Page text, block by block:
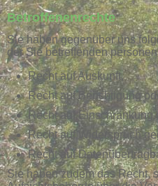
Betroffenenrechte
Sie haben gegenüber uns
der Sie betreffenden
Recht auf Auskunft,
Recht auf Berichtigung
Recht auf Einschränkung
Recht auf Widerspruch
Recht auf
Sie haben zudem das Recht,